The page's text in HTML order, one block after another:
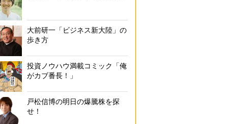
大前研一「ビジネス新大陸」の
歩き方
投資ノウハウ満載コミック「俺
がカブ番長！」
戸松信博の明日の爆騰株を探
せ！